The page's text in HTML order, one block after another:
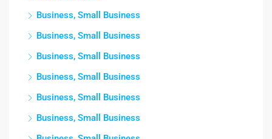
Business, Small Business
Business, Small Business
Business, Small Business
Business, Small Business
Business, Small Business
Business, Small Business